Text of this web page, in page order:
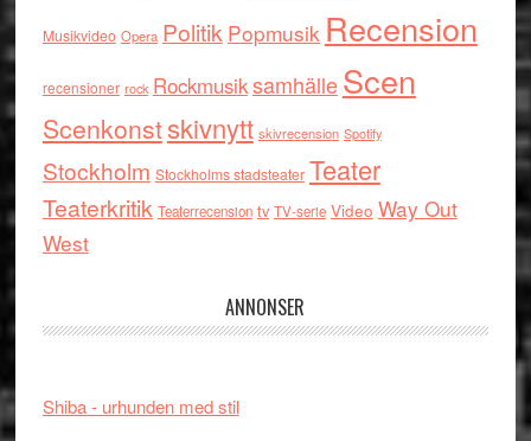
Musikvideo Opera Politik Popmusik Recension
recensioner rock RockmusiksamhälleScen
Scenkonstskivnytt skivrecension Spotify
Stockholm Stockholms stadsteater Teater
Teaterkritik Teaterrecension tv TV-serie Video Way Out
West
ANNONSER
Shiba - urhunden med stil